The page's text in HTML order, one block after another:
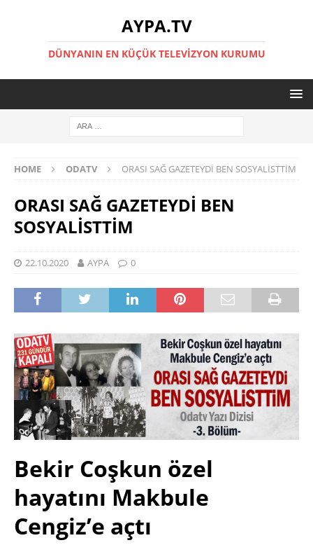
AYPA.TV
DÜNYANIN EN KÜÇÜK TELEVIZYON KURUMU
HOME ODATV ORASI SAĞ GAZETEYDİ BEN SOSYALİSTTİM
ORASI SAĞ GAZETEYDİ BEN
SOSYALİSTTİM
22.10.2020 AYPA 0
Bekir Coşkun özel
hayatını Makbule
Cengiz’e açtı